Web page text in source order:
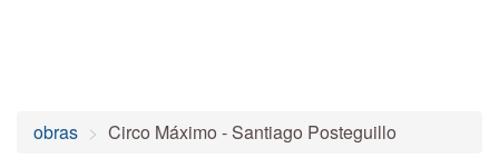
obras Circo Máximo - Santiago Posteguillo